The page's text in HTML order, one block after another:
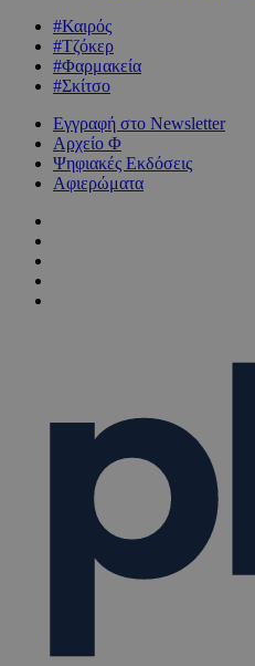
#Καιρός
#Τζόκερ
#Φαρμακεία
#Σκίτσο
Εγγραφή στο Newsletter
Αρχείο Φ
Ψηφιακές Εκδόσεις
Αφιερώματα